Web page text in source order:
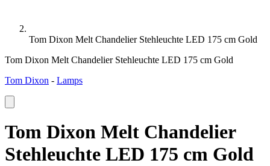
Tom Dixon Melt Chandelier Stehleuchte LED 175 cm Gold
Tom Dixon Melt Chandelier Stehleuchte LED 175 cm Gold
Tom Dixon - Lamps
Tom Dixon Melt Chandelier
Stehleuchte LED 175 cm Gold